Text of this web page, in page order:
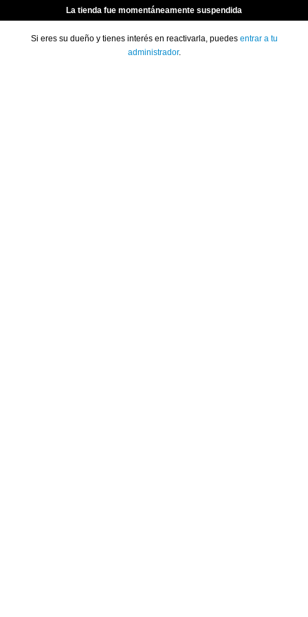
La tienda fue momentáneamente suspendida
Si eres su dueño y tienes interés en reactivarla, puedes entrar a tu
administrador.